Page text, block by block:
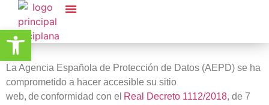
Abrir barra de herramientas
Accesibilitat
La Agencia Española de Protección de Datos (AEPD) se ha
comprometido a hacer accesible su sitio
web, de conformidad con el Real Decreto 1112/2018, de 7